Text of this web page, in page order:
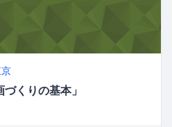
くりの基本」